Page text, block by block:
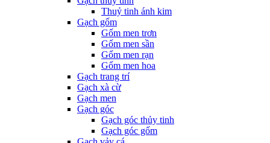
Thuỷ tinh ánh kim
Gạch gốm
Gốm men trơn
Gốm men sần
Gốm men rạn
Gốm men hoa
Gạch trang trí
Gạch xà cừ
Gạch men
Gạch góc
Gạch góc thủy tinh
Gạch góc gốm